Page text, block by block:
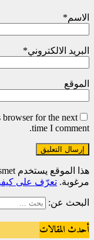
الاسم*
البريد الالكتروني*
الموقع
browser for the next
time I comment.
مرغوبة. تعرّف على
البحث عن:
أحدث المقالات